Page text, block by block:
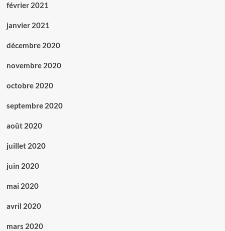
février 2021
janvier 2021
décembre 2020
novembre 2020
octobre 2020
septembre 2020
août 2020
juillet 2020
juin 2020
mai 2020
avril 2020
mars 2020